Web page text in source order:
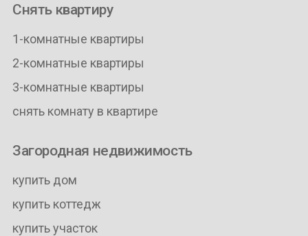
Снять квартиру
1-комнатные квартиры
2-комнатные квартиры
3-комнатные квартиры
снять комнату в квартире
Загородная недвижимость
купить дом
купить коттедж
купить участок